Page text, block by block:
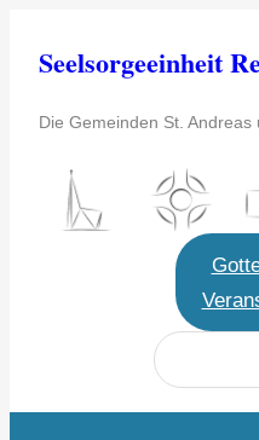
InhaltSeelsorgeeinheit
Die Gemeinden St.
S
u
c